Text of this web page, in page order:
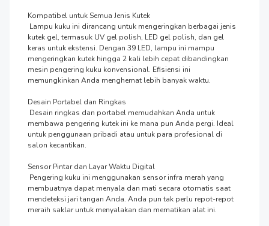
Kompatibel untuk Semua Jenis Kutek
kutek gel, termasuk UV gel polish, LED gel polish, dan gel
keras untuk ekstensi. Dengan 39 LED, lampu ini mampu
mengeringkan kutek hingga 2 kali lebih cepat dibandingkan
mesin pengering kuku konvensional. Efisiensi ini
memungkinkan Anda menghemat lebih banyak waktu.
Desain Portabel dan Ringkas
membawa pengering kutek ini ke mana pun Anda pergi. Ideal
untuk penggunaan pribadi atau untuk para profesional di
salon kecantikan.
Sensor Pintar dan Layar Waktu Digital
membuatnya dapat menyala dan mati secara otomatis saat
mendeteksi jari tangan Anda. Anda pun tak perlu repot-repot
meraih saklar untuk menyalakan dan mematikan alat ini.